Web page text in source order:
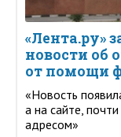
«Лента.ру»
новости об
от помощи
«Новость
а на сайте,
адресом»